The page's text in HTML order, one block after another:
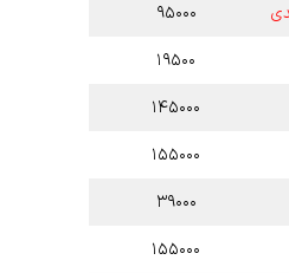
۹۵۰۰۰
۱۹۵۰۰
۱۴۵۰۰۰
۱۵۵۰۰۰
۳۹۰۰۰
۱۵۵۰۰۰